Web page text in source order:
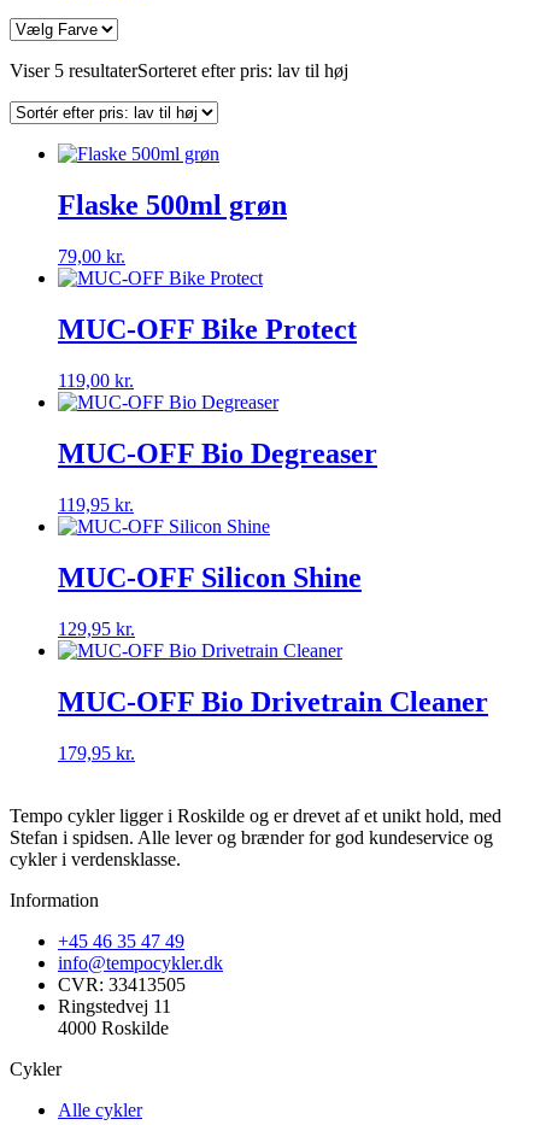
Viser 5 resultaterSorteret efter pris: lav til høj
Flaske 500ml grøn
79,00 kr.
MUC-OFF Bike Protect
119,00 kr.
MUC-OFF Bio Degreaser
119,95 kr.
MUC-OFF Silicon Shine
129,95 kr.
MUC-OFF Bio Drivetrain Cleaner
179,95 kr.
Tempo cykler ligger i Roskilde og er drevet af et unikt hold, med
Stefan i spidsen. Alle lever og brænder for god kundeservice og
cykler i verdensklasse.
Information
+45 46 35 47 49
info@tempocykler.dk
CVR: 33413505
Ringstedvej 11
4000 Roskilde
Cykler
Alle cykler